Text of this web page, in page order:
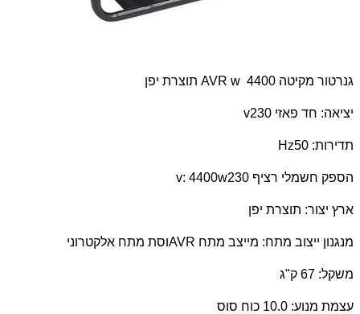
גנרטור מקיטה 4400 AVR w תוצרת יפן
יציאה: חד פאזי 230 v
תדירות: 50 Hz
הספק חשמלי רציף 230 v: 4400w
ארץ יצור: תוצרת יפן
מנגנון ייצוב מתח: מייצב מתח AVRוסת מתח אלקטרוני
משקל: 67 ק"ג
עצמת מנוע: 10.0 כוח סוס